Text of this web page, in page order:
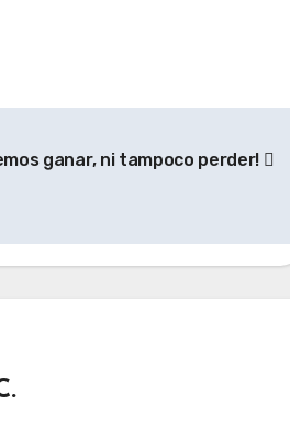
ganar, ni tampoco perder!